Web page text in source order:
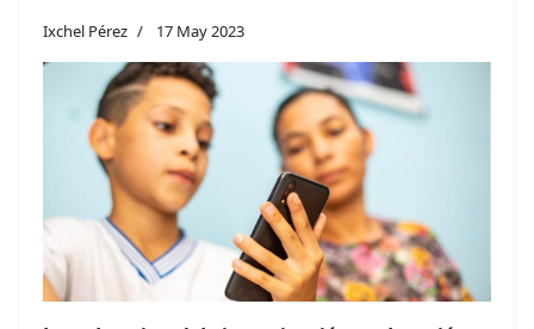
Ixchel Pérez 17 May 2023